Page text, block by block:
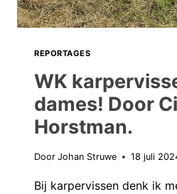
REPORTAGES
WK
dames! Door
Horstman.
Door Johan Struwe 18 juli
Bij karpervissen denk ik